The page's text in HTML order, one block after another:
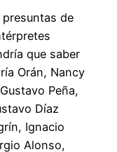
de
que saber
Orán, Nancy
Peña,
Díaz
Ignacio
Alonso,